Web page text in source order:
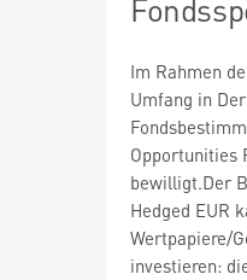
Im Rahmen
Umfang in
Opportunities
bewilligt.Der
Hedged EUR
Wertpapiere/
investieren: